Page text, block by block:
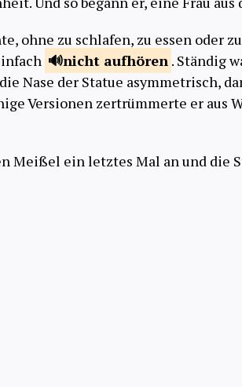
ohne zu schlafen, zu essen oder
nicht aufhören . Ständig
Nase der Statue asymmetrisch,
Versionen zertrümmerte er aus
Meißel ein letztes Mal an und die